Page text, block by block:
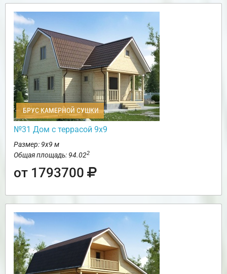
БРУС КАМЕРНОЙ СУШКИ
№31 Дом с террасой 9х9
Размер: 9х9 м
Общая площадь: 94.022
от 1793700